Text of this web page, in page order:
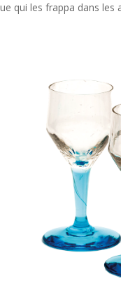
qui les frappa dans les